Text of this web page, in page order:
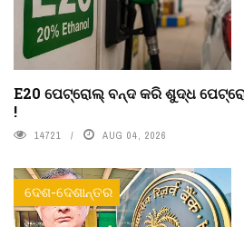
E20 ପେଟ୍ରୋଲ୍ ବନ୍ଦ କରି ଶୁଦ୍ଧ
!
14721 AUG 04, 2026
ଦେଶ-ଦେଶାନ୍ତର